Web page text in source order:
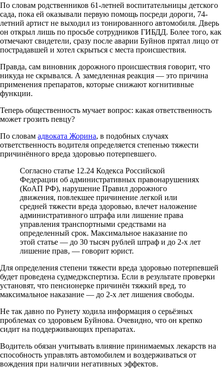
По словам родственников 61-летней воспитательницы детского
сада, пока ей оказывали первую помощь посреди дороги, 74-
летний артист не выходил из тонированного автомобиля. Дверь
он открыл лишь по просьбе сотрудников ГИБДД. Более того, как
отмечают свидетели, сразу после аварии Буйнов прятал лицо от
пострадавшей и хотел скрыться с места происшествия.
Правда, сам виновник дорожного происшествия говорит, что
никуда не скрывался. А замедленная реакция — это причина
применения препаратов, которые снижают когнитивные
функции.
Теперь общественность мучает вопрос: какая ответственность
может грозить певцу?
По словам адвоката Жорина, в подобных случаях
ответственность водителя определяется степенью тяжести
причинённого вреда здоровью потерпевшего.
Согласно статье 12.24 Кодекса Российской
Федерации об административных правонарушениях
(КоАП РФ), нарушение Правил дорожного
движения, повлекшее причинение легкой или
средней тяжести вреда здоровью, влечет наложение
административного штрафа или лишение права
управления транспортными средствами на
определенный срок. Максимальное наказание по
этой статье — до 30 тысяч рублей штраф и до 2-х лет
лишение прав, — говорит юрист.
Для определения степени тяжести вреда здоровью потерпевшей
будет проведена судмедэкспертиза. Если в результате проверки
установят, что пенсионерке причинён тяжкий вред, то
максимальное наказание — до 2-х лет лишения свободы.
Не так давно по Рунету ходила информация о серьёзных
проблемах со здоровьем Буйнова. Очевидно, что он крепко
сидит на поддерживающих препаратах.
Водитель обязан учитывать влияние принимаемых лекарств на
способность управлять автомобилем и воздерживаться от
вождения при наличии негативных эффектов.